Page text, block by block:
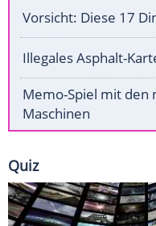
Vorsicht: Diese 17
Illegales Asphalt-
Memo-Spiel mit den
Maschinen
Quiz